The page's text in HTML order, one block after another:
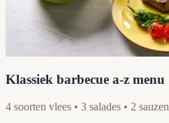
Klassiek barbecue a-z menu
4 soorten vlees • 3 salades • 2 sauzen